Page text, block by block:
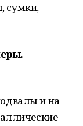
сумки,
и на